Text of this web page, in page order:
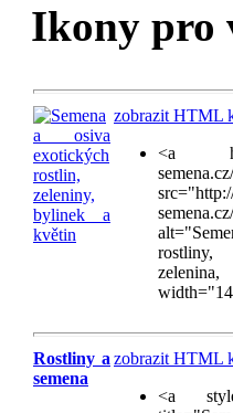
Ikony pro
zobrazit HTML
<a
rostliny,
Rostliny a
semena
zobrazit HTML
<a